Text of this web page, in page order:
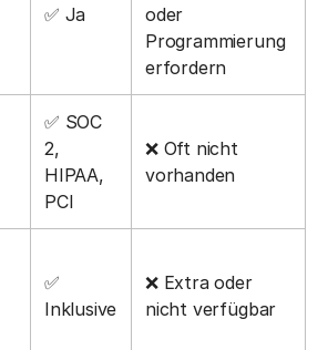
✅ Ja
oder
Programmierung
erfordern
✅ SOC
2,
HIPAA,
PCI
❌ Oft nicht
vorhanden
✅
Inklusive
❌ Extra oder
nicht verfügbar